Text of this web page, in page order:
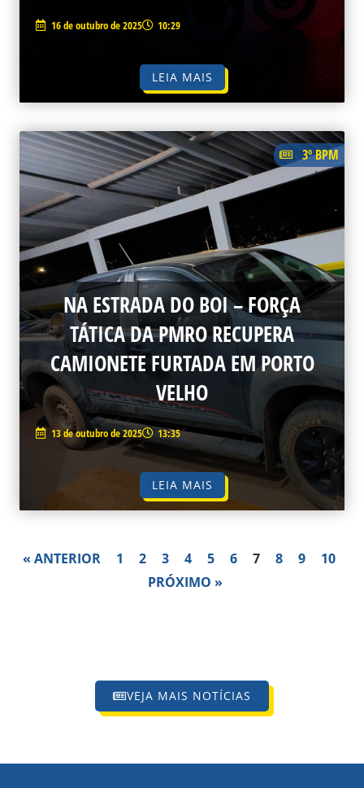
16 de outubro de 2025 10:29
LEIA MAIS
3º BPM
NA ESTRADA DO BOI – FORÇA
TÁTICA DA PMRO RECUPERA
CAMIONETE FURTADA EM PORTO
VELHO
13 de outubro de 2025 13:35
LEIA MAIS
« ANTERIOR 1 2 3 4 5 6 7 8 9
10
PRÓXIMO »
VEJA MAIS NOTÍCIAS